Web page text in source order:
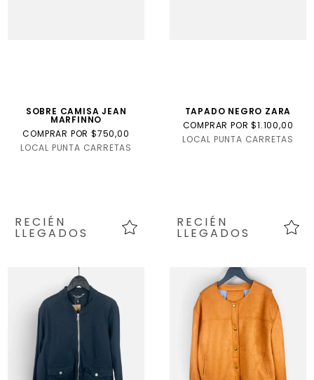
SOBRE CAMISA JEAN
MARFINNO
COMPRAR POR $750,00
LOCAL PUNTA CARRETAS
TAPADO NEGRO ZARA
COMPRAR POR $1.100,00
LOCAL PUNTA CARRETAS
RECIÉN
LLEGADOS
RECIÉN
LLEGADOS